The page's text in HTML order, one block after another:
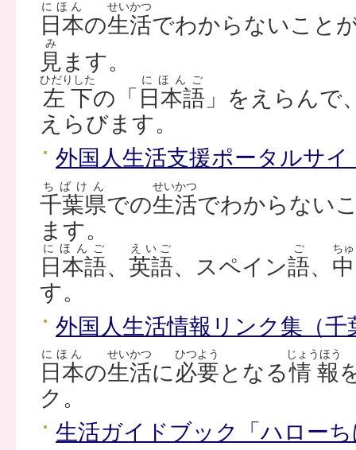
日本
にほん
の生活
せいかつ
でわからないこと
見
み
ます。
左下
ひだりした
の「 日本語
にほんご
」をえらんで
えらびます。
外国人生活支援ポータルサ
千葉県
ちばけん
での生活
せいかつ
でわからない
ます。
日本語
にほんご
、 英語
えいご
、スペイン語
ご
、
ち
す。
外国人生活情報リンク集（
日本
にほん
の生活
せいかつ
に必要
ひつよう
となる情報
じょうほう
ク。
生活ガイドブック「ハロー